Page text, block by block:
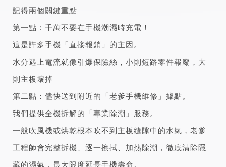
記得兩個關鍵重點
第一點：千萬不要在手機潮濕時充電！
這是許多手機「直接報銷」的主因。
水分遇上電流就像引爆保險絲，小則短路零件報廢，大
則主板壞掉
第二點：儘快送到附近的「老爹手機維修」據點。
我們提供全機拆解的「專業除潮」服務。
一般吹風機或烘乾根本吹不到主板縫隙中的水氣，老爹
工程師會完整拆機、逐一擦拭、加熱除潮，徹底清除隱
藏的濕氣，最大限度延長手機壽命。